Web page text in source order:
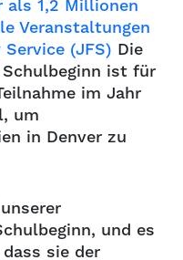
als 1,2 Millionen
Veranstaltungen
(JFS) Die
ist für
im Jahr
um
in Denver zu
und es
sie der